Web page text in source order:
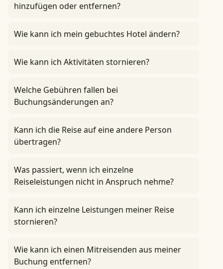
hinzufügen oder entfernen?
Wie kann ich mein gebuchtes Hotel ändern?
Wie kann ich Aktivitäten stornieren?
Welche Gebühren fallen bei
Buchungsänderungen an?
Kann ich die Reise auf eine andere Person
übertragen?
Was passiert, wenn ich einzelne
Reiseleistungen nicht in Anspruch nehme?
Kann ich einzelne Leistungen meiner Reise
stornieren?
Wie kann ich einen Mitreisenden aus meiner
Buchung entfernen?